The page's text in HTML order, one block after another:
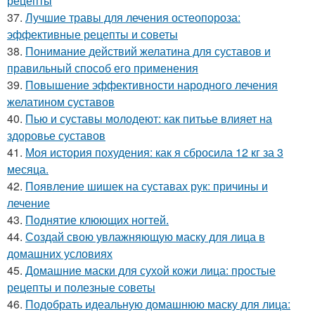
37. Лучшие травы для лечения остеопороза:
эффективные рецепты и советы
38. Понимание действий желатина для суставов и
правильный способ его применения
39. Повышение эффективности народного лечения
желатином суставов
40. Пью и суставы молодеют: как питьье влияет на
здоровье суставов
41. Моя история похудения: как я сбросила 12 кг за 3
месяца.
42. Появление шишек на суставах рук: причины и
лечение
43. Поднятие клюющих ногтей.
44. Создай свою увлажняющую маску для лица в
домашних условиях
45. Домашние маски для сухой кожи лица: простые
рецепты и полезные советы
46. Подобрать идеальную домашнюю маску для лица: